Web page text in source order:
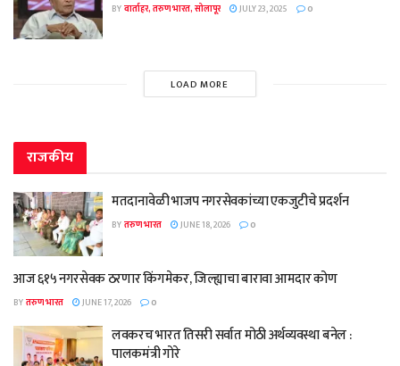
BYवार्ताहर, तरुण भारत, सोलापूर JULY 23, 2025 0
LOAD MORE
राजकीय
मतदानावेळी भाजप नगरसेवकांच्या एकजुटीचे प्रदर्शन
BYतरुण भारत JUNE 18, 2026 0
आज ६१५ नगरसेवक ठरणार किंगमेकर, जिल्ह्याचा बारावा आमदार कोण
BYतरुण भारत JUNE 17, 2026 0
लवकरच भारत तिसरी सर्वात मोठी अर्थव्यवस्था बनेल :
पालकमंत्री गोरे